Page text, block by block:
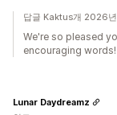
답글 Kaktus개 2026
We're so pleased
encouraging words!
Lunar Daydreamz